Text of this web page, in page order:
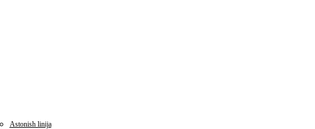
Astonish linija